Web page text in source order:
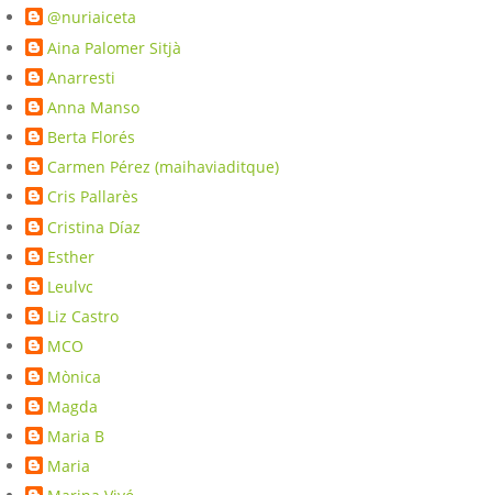
@nuriaiceta
Aina Palomer Sitjà
Anarresti
Anna Manso
Berta Florés
Carmen Pérez (maihaviaditque)
Cris Pallarès
Cristina Díaz
Esther
Leulvc
Liz Castro
MCO
Mònica
Magda
Maria B
Maria